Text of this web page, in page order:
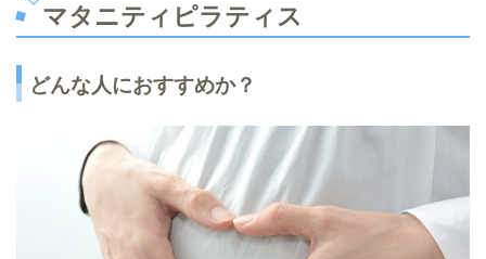
マタニティピラティス
どんな人におすすめか？